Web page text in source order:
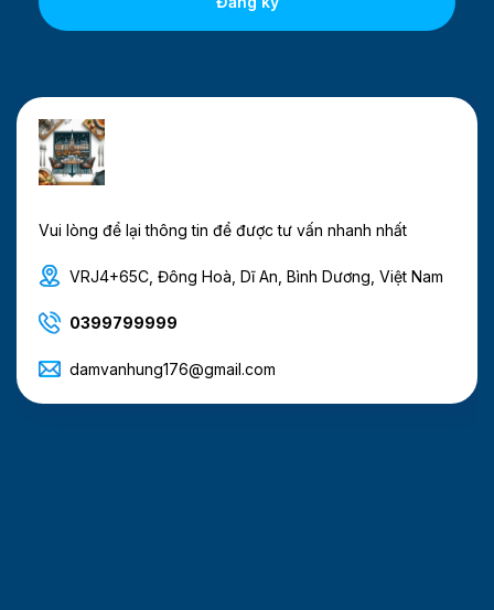
Vui lòng để lại thông tin để được tư vấn nhanh nhất
VRJ4+65C, Đông Hoà, Dĩ An, Bình Dương, Việt Nam
0399799999
damvanhung176@gmail.com